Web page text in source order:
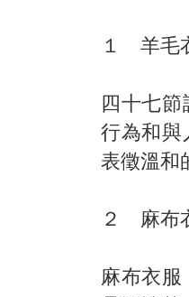
１ 羊毛
四十七
行為和與
表徵溫和
２ 麻布
麻布衣